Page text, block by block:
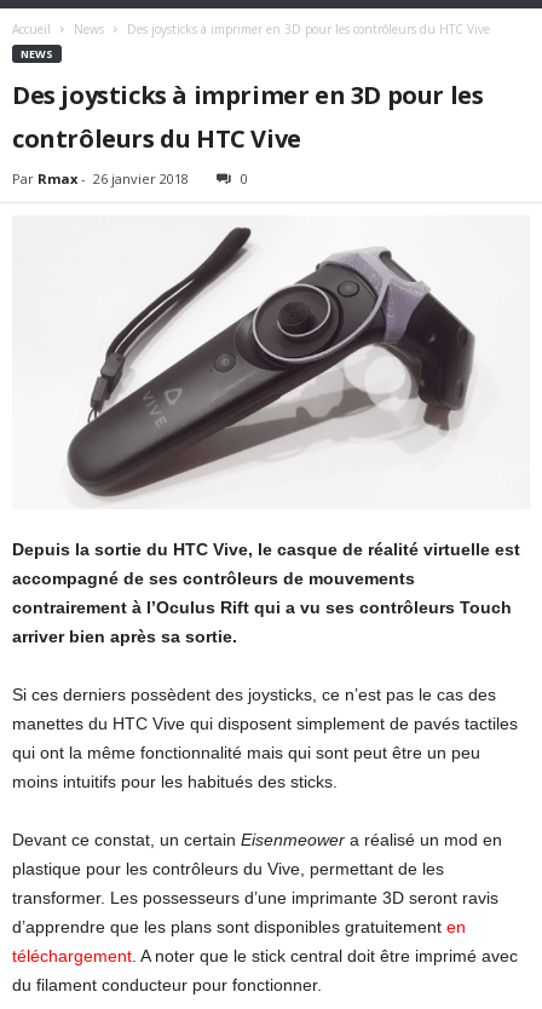
Accueil News Des joysticks à imprimer en 3D pour les contrôleurs du HTC Vive
NEWS
Des joysticks à imprimer en 3D pour les
contrôleurs du HTC Vive
Par Rmax - 26 janvier 2018 0
Depuis la sortie du HTC Vive, le casque de réalité virtuelle est
accompagné de ses contrôleurs de mouvements
contrairement à l’Oculus Rift qui a vu ses contrôleurs Touch
arriver bien après sa sortie.
Si ces derniers possèdent des joysticks, ce n’est pas le cas des
manettes du HTC Vive qui disposent simplement de pavés tactiles
qui ont la même fonctionnalité mais qui sont peut être un peu
moins intuitifs pour les habitués des sticks.
Devant ce constat, un certain Eisenmeower a réalisé un mod en
plastique pour les contrôleurs du Vive, permettant de les
transformer. Les possesseurs d’une imprimante 3D seront ravis
d’apprendre que les plans sont disponibles gratuitement en
téléchargement . A noter que le stick central doit être imprimé avec
du filament conducteur pour fonctionner.